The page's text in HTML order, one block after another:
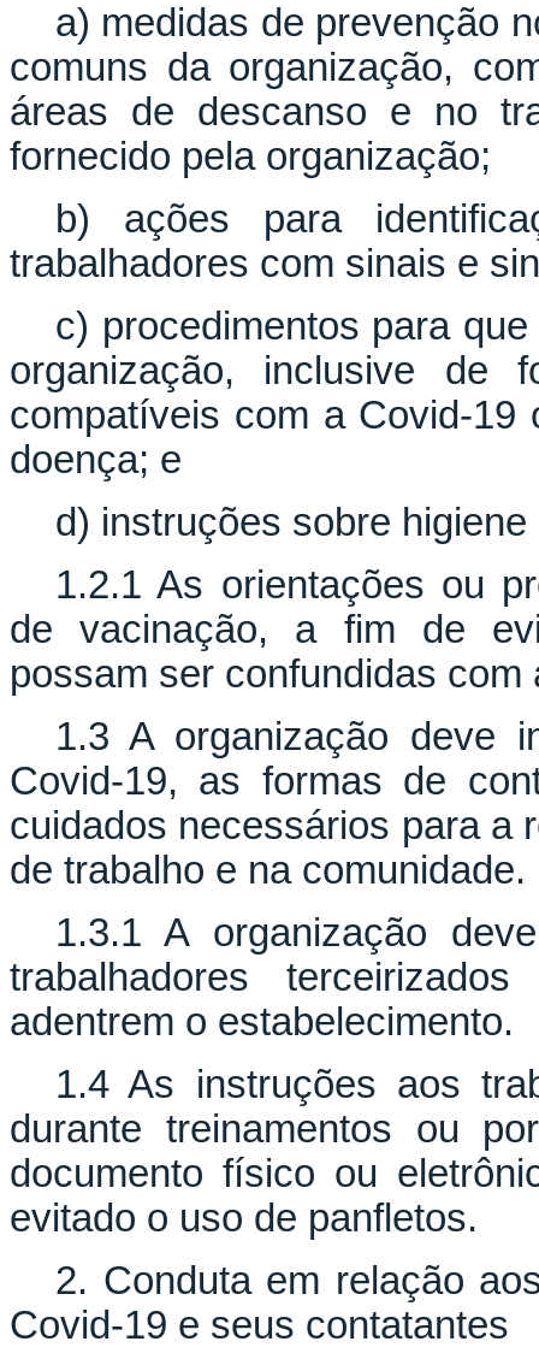
a) medidas de prevenção
comuns da organização,
áreas de descanso e no
fornecido pela organização;
b) ações para
trabalhadores com sinais e
c) procedimentos para
organização, inclusive de
compatíveis com a Covid-19
doença; e
d) instruções sobre
1.2.1 As orientações ou
de vacinação, a fim de
possam ser confundidas com
1.3 A organização deve
Covid-19, as formas de
cuidados necessários para a
de trabalho e na comunidade.
1.3.1 A organização
trabalhadores
adentrem o estabelecimento.
1.4 As instruções aos
durante treinamentos ou
documento físico ou
evitado o uso de panfletos.
2. Conduta em relação
Covid-19 e seus contatantes